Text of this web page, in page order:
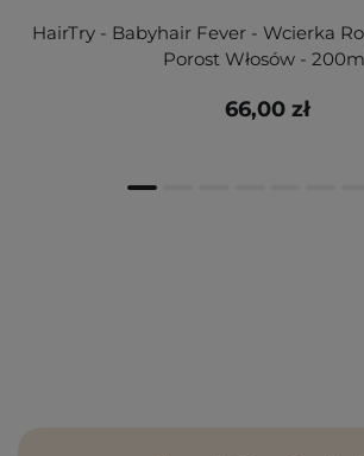
HairTry - Babyhair Fever - Wcierka
Porost Włosów -
66,00 zł